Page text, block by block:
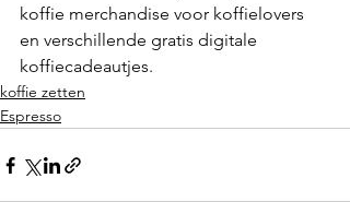
koffie merchandise voor koffielovers
en verschillende gratis digitale
koffiecadeautjes.
koffie zetten
Espresso